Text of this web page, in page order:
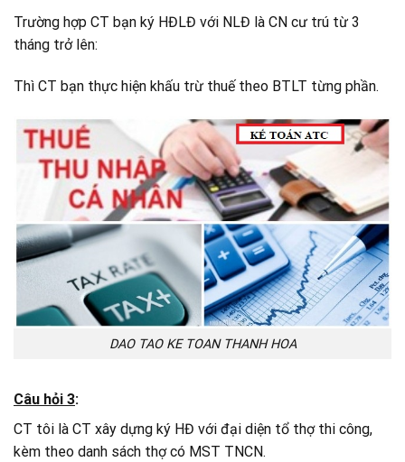
Trường hợp CT bạn ký HĐLĐ với NLĐ là CN cư trú từ 3
tháng trở lên:
Thì CT bạn thực hiện khấu trừ thuế theo BTLT từng phần.
DAO TAO KE TOAN THANH HOA
Câu hỏi 3:
CT tôi là CT xây dựng ký HĐ với đại diện tổ thợ thi công,
kèm theo danh sách thợ có MST TNCN.